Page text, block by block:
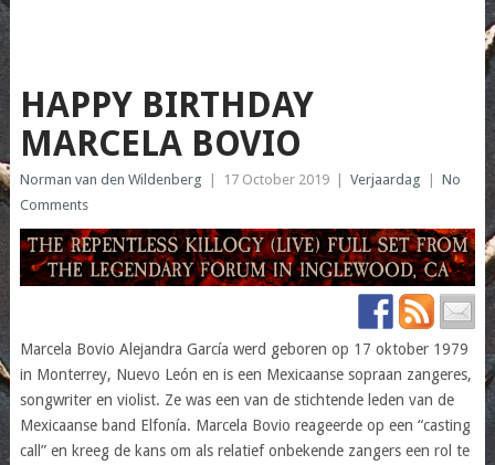
HAPPY BIRTHDAY
MARCELA BOVIO
Norman van den Wildenberg 17 October 2019 Verjaardag
No
Comments
Marcela Bovio Alejandra García werd geboren op 17 oktober 1979
in Monterrey, Nuevo León en is een Mexicaanse sopraan zangeres,
songwriter en violist. Ze was een van de stichtende leden van de
Mexicaanse band Elfonía. Marcela Bovio reageerde op een “casting
call” en kreeg de kans om als relatief onbekende zangers een rol te